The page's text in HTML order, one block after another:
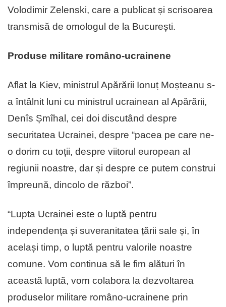
Volodimir Zelenski, care a publicat și scrisoarea
transmisă de omologul de la București.
Produse militare româno-ucrainene
Aflat la Kiev, ministrul Apărării Ionuț Moșteanu s-
a întâlnit luni cu ministrul ucrainean al Apărării,
Denîs Șmîhal, cei doi discutând despre
securitatea Ucrainei, despre “pacea pe care ne-
o dorim cu toții, despre viitorul european al
regiunii noastre, dar și despre ce putem construi
împreună, dincolo de război”.
“Lupta Ucrainei este o luptă pentru
independența și suveranitatea țării sale și, în
același timp, o luptă pentru valorile noastre
comune. Vom continua să le fim alături în
această luptă, vom colabora la dezvoltarea
produselor militare româno-ucrainene prin